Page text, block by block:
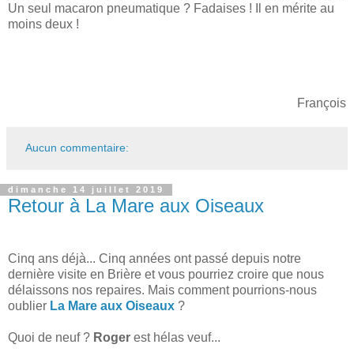
Un seul macaron pneumatique ? Fadaises ! Il en mérite au
moins deux !
François
Aucun commentaire:
dimanche 14 juillet 2019
Retour à La Mare aux Oiseaux
Cinq ans déjà... Cinq années ont passé depuis notre
dernière visite en Brière et vous pourriez croire que nous
délaissons nos repaires. Mais comment pourrions-nous
oublier La Mare aux Oiseaux ?
Quoi de neuf ? Roger est hélas veuf...